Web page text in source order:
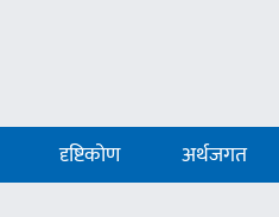
दृष्टिकोण अर्थजगत